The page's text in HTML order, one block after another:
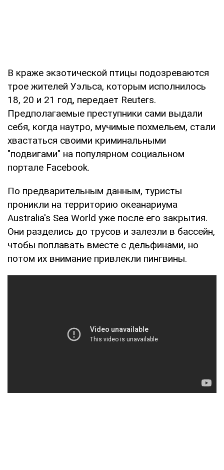
В краже экзотической птицы подозреваются
трое жителей Уэльса, которым исполнилось
18, 20 и 21 год, передает Reuters.
Предполагаемые преступники сами выдали
себя, когда наутро, мучимые похмельем, стали
хвастаться своими криминальными
"подвигами" на популярном социальном
портале Facebook.
По предварительным данным, туристы
проникли на территорию океанариума
Australia's Sea World уже после его закрытия.
Они разделись до трусов и залезли в бассейн,
чтобы поплавать вместе с дельфинами, но
потом их внимание привлекли пингвины.